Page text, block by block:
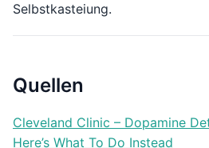
Selbstkasteiung.
Quellen
Cleveland Clinic – Dopamine
Here’s What To Do Instead